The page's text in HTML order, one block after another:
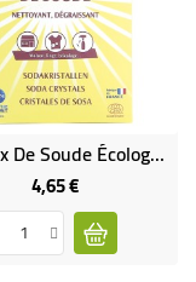
Cristaux De Soude Écologiques
4,65 €Prix